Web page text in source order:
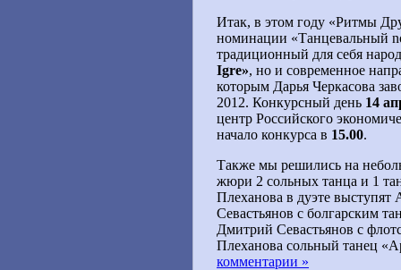
Итак, в этом году «Ритмы
номинации «Танцевальный
традиционный для себя
Igre», но и современное
которым Дарья Черкасова
2012. Конкурсный день 14
центр Российского
начало конкурса в 15.00.
Также мы решились на
жюри 2 сольных танца и 1
Плеханова в дуэте
Севастьянов с болгарским
Дмитрий Севастьянов с
Плеханова сольный танец
комментарии »